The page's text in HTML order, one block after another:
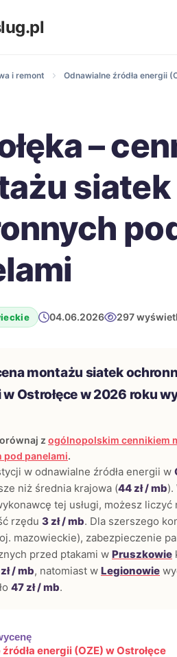
i remont Odnawialne źródła energii
–
siatek
04.06.2026 297
montażu siatek
w Ostrołęce w 2026 roku
z ogólnopolskim cennikiem
panelami.
w odnawialne źródła energii w
niż średnia krajowa (44 zł / mb).
tej usługi, możesz liczyć
rzędu 3 zł / mb. Dla szerszego
mazowieckie), zabezpieczenie
przed ptakami w Pruszkowie
/ mb, natomiast w Legionowie
47 zł / mb.
energii (OZE) w Ostrołęce